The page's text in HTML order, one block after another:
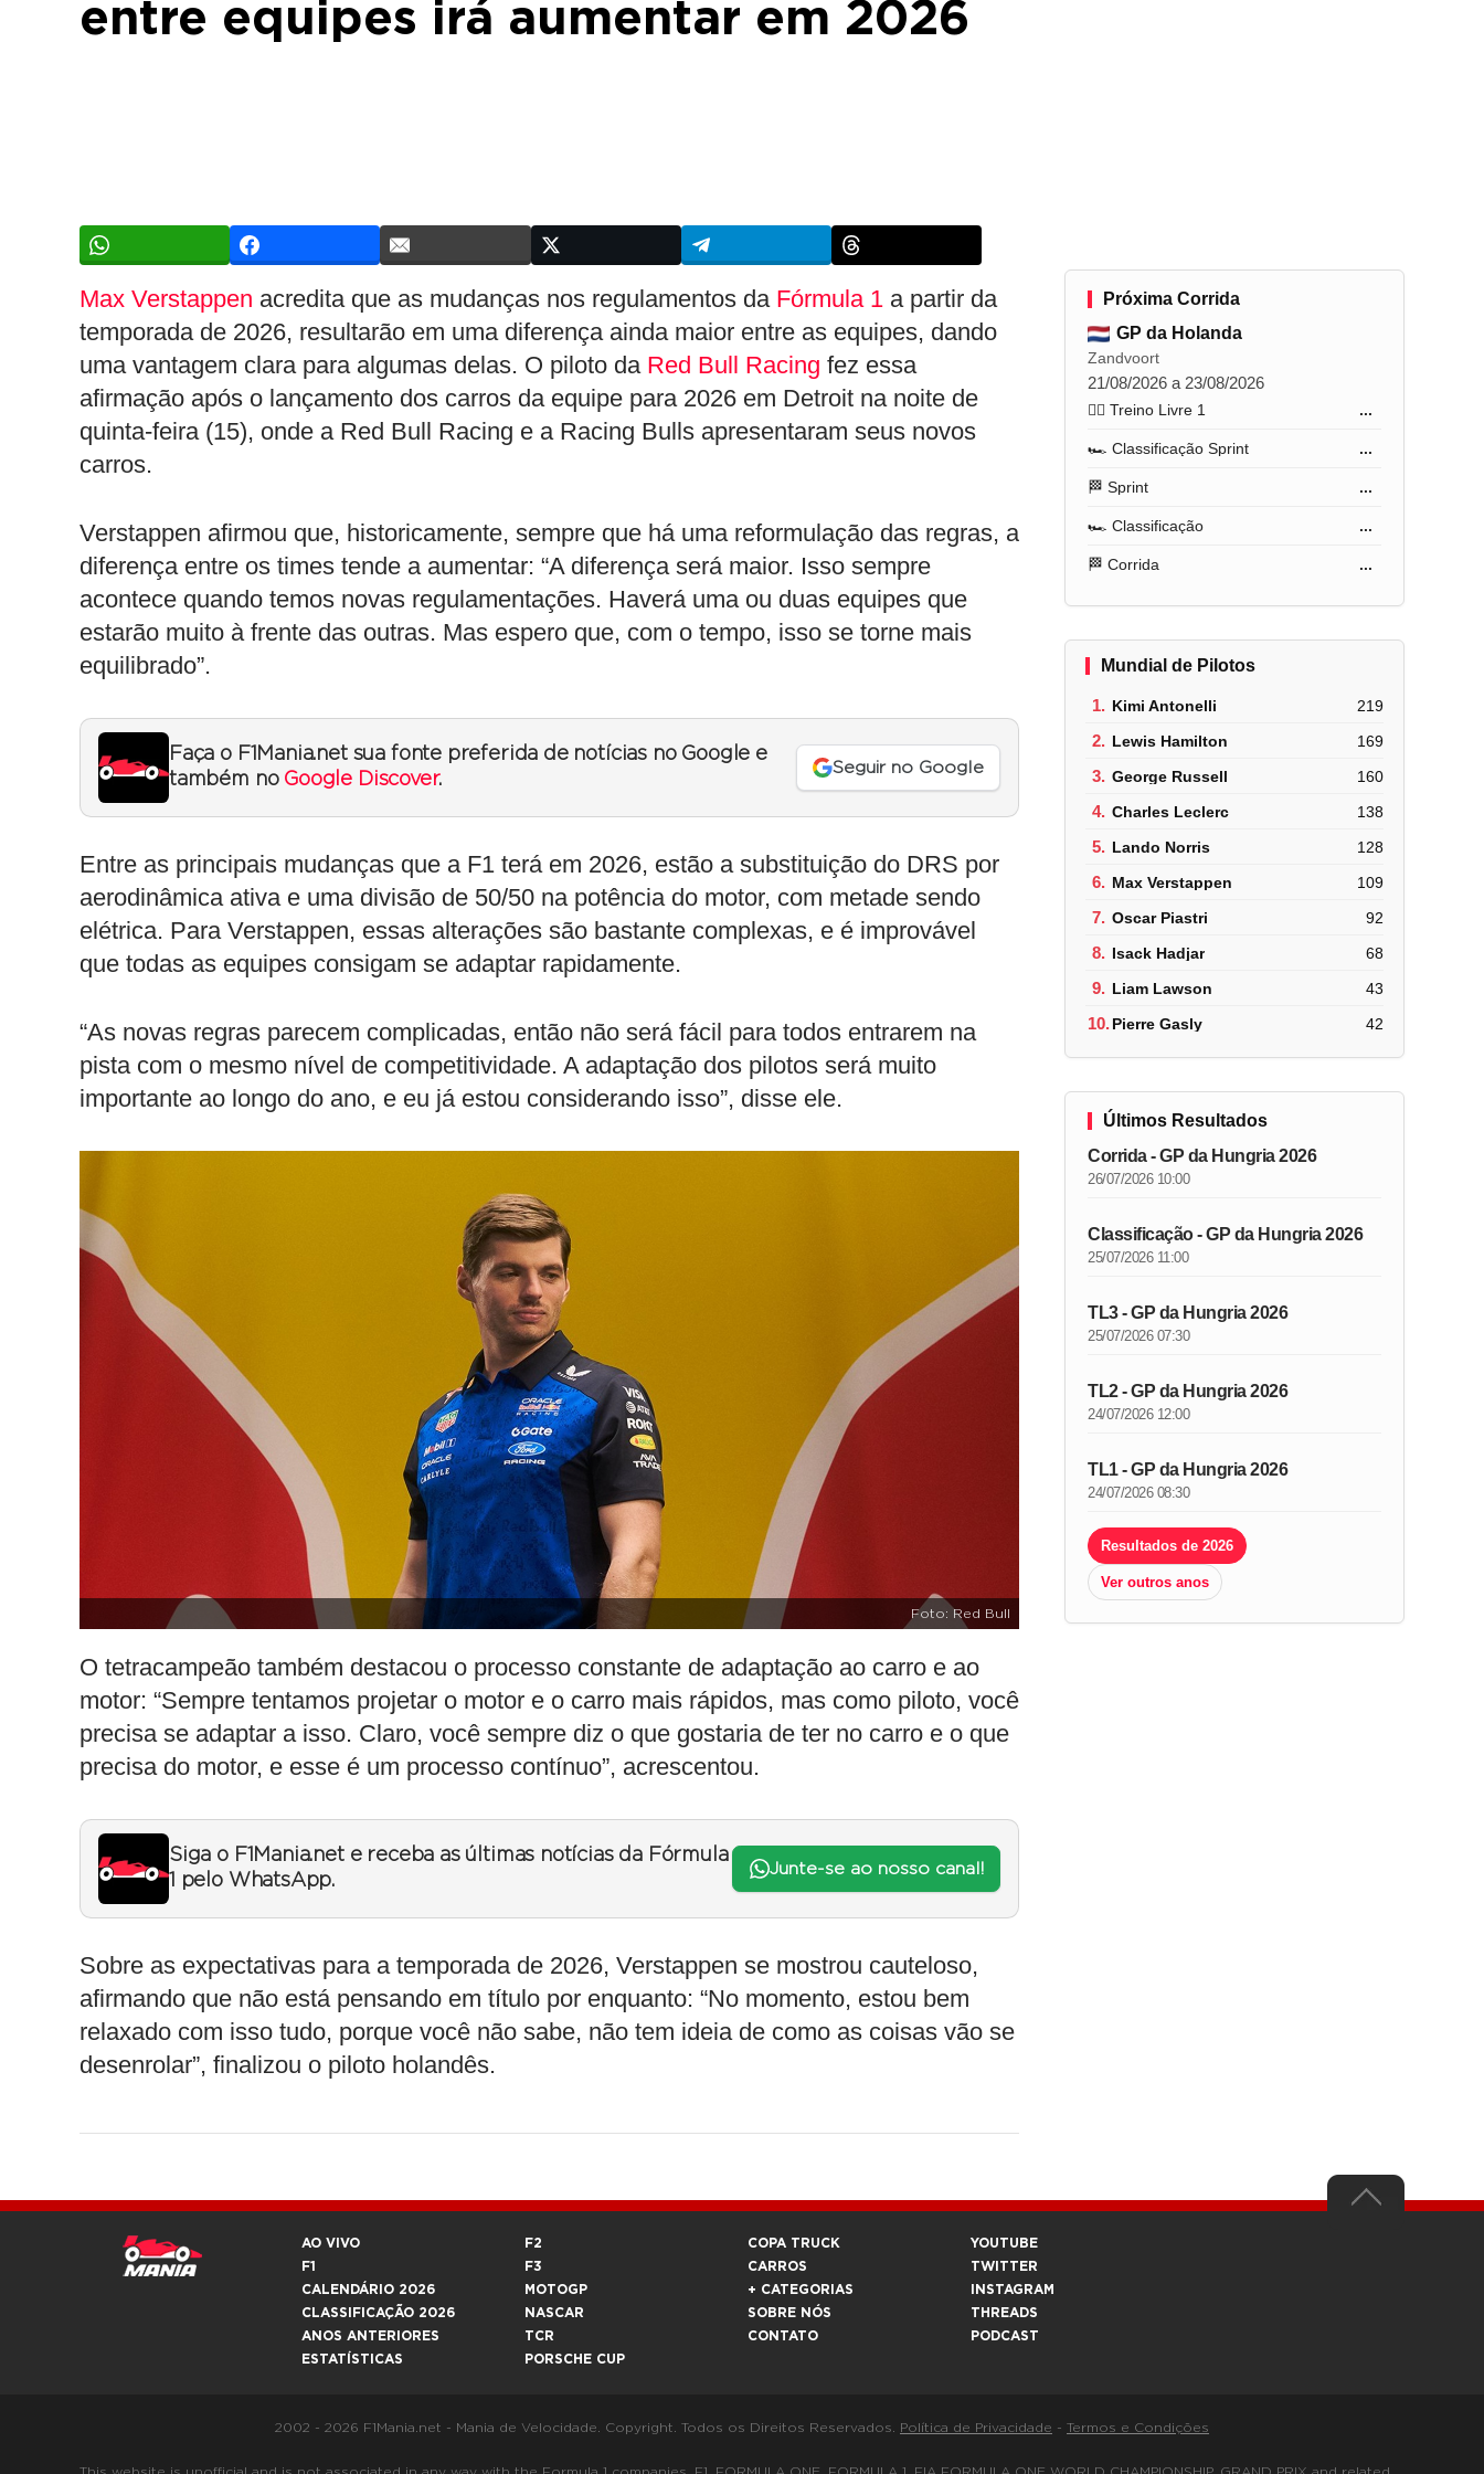
entre equipes irá aumentar em 2026
Max Verstappen acredita que as mudanças nos regulamentos da Fórmula 1 a partir da
temporada de 2026, resultarão em uma diferença ainda maior entre as equipes, dando
uma vantagem clara para algumas delas. O piloto da Red Bull Racing fez essa
afirmação após o lançamento dos carros da equipe para 2026 em Detroit na noite de
quinta-feira (15), onde a Red Bull Racing e a Racing Bulls apresentaram seus novos
carros.
Verstappen afirmou que, historicamente, sempre que há uma reformulação das regras, a
diferença entre os times tende a aumentar: “A diferença será maior. Isso sempre
acontece quando temos novas regulamentações. Haverá uma ou duas equipes que
estarão muito à frente das outras. Mas espero que, com o tempo, isso se torne mais
equilibrado”.
Faça o F1Mania.net sua fonte preferida de notícias no Google e
também no Google Discover.
Seguir no Google
Entre as principais mudanças que a F1 terá em 2026, estão a substituição do DRS por
aerodinâmica ativa e uma divisão de 50/50 na potência do motor, com metade sendo
elétrica. Para Verstappen, essas alterações são bastante complexas, e é improvável
que todas as equipes consigam se adaptar rapidamente.
“As novas regras parecem complicadas, então não será fácil para todos entrarem na
pista com o mesmo nível de competitividade. A adaptação dos pilotos será muito
importante ao longo do ano, e eu já estou considerando isso”, disse ele.
Foto: Red Bull
O tetracampeão também destacou o processo constante de adaptação ao carro e ao
motor: “Sempre tentamos projetar o motor e o carro mais rápidos, mas como piloto, você
precisa se adaptar a isso. Claro, você sempre diz o que gostaria de ter no carro e o que
precisa do motor, e esse é um processo contínuo”, acrescentou.
Siga o F1Mania.net e receba as últimas notícias da Fórmula
1 pelo WhatsApp.
Junte-se ao nosso canal!
Sobre as expectativas para a temporada de 2026, Verstappen se mostrou cauteloso,
afirmando que não está pensando em título por enquanto: “No momento, estou bem
relaxado com isso tudo, porque você não sabe, não tem ideia de como as coisas vão se
desenrolar”, finalizou o piloto holandês.
Próxima Corrida
GP da Holanda
Zandvoort
21/08/2026 a 23/08/2026
🏋️‍♂️ Treino Livre 1 ...
🏎️ Classificação Sprint ...
🏁 Sprint ...
🏎️ Classificação ...
🏁 Corrida ...
Mundial de Pilotos
1. Kimi Antonelli 219
2. Lewis Hamilton 169
3. George Russell 160
4. Charles Leclerc 138
5. Lando Norris 128
6. Max Verstappen 109
7. Oscar Piastri 92
8. Isack Hadjar 68
9. Liam Lawson 43
10.Pierre Gasly 42
Últimos Resultados
Corrida - GP da Hungria 2026
26/07/2026 10:00
Classificação - GP da Hungria 2026
25/07/2026 11:00
TL3 - GP da Hungria 2026
25/07/2026 07:30
TL2 - GP da Hungria 2026
24/07/2026 12:00
TL1 - GP da Hungria 2026
24/07/2026 08:30
Resultados de 2026
Ver outros anos
AO VIVO
F1
CALENDÁRIO 2026
CLASSIFICAÇÃO 2026
ANOS ANTERIORES
ESTATÍSTICAS
F2
F3
MOTOGP
NASCAR
TCR
PORSCHE CUP
COPA TRUCK
CARROS
+ CATEGORIAS
SOBRE NÓS
CONTATO
YOUTUBE
TWITTER
INSTAGRAM
THREADS
PODCAST
2002 - 2026 F1Mania.net - Mania de Velocidade. Copyright. Todos os Direitos Reservados. Política de Privacidade - Termos e Condições